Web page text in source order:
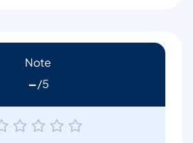
Note
-